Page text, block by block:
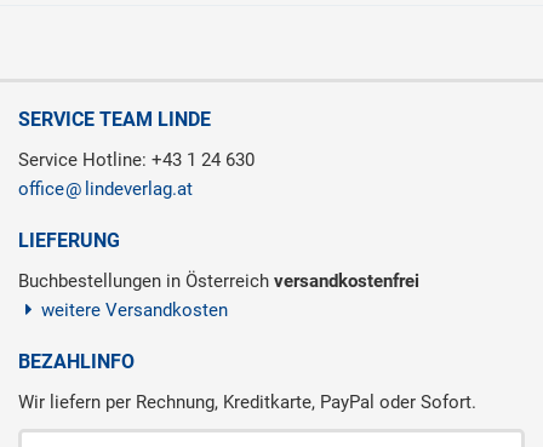
SERVICE TEAM LINDE
Service Hotline: +43 1 24 630
office
lindeverlag.at
LIEFERUNG
Buchbestellungen in Österreich versandkostenfrei
weitere Versandkosten
BEZAHLINFO
Wir liefern per Rechnung, Kreditkarte, PayPal oder Sofort.